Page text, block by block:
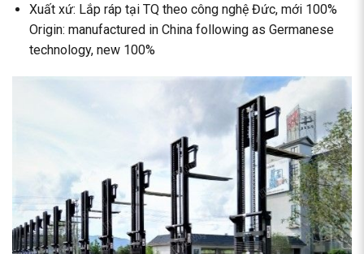
Xuất xứ: Lắp ráp tại TQ theo công nghệ Đức, mới 100%
Origin: manufactured in China following as Germanese
technology, new 100%